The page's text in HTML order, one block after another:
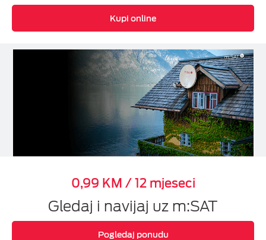
Kupi online
0,99 KM / 12 mjeseci
Gledaj i navijaj uz m:SAT
Pogledaj ponudu